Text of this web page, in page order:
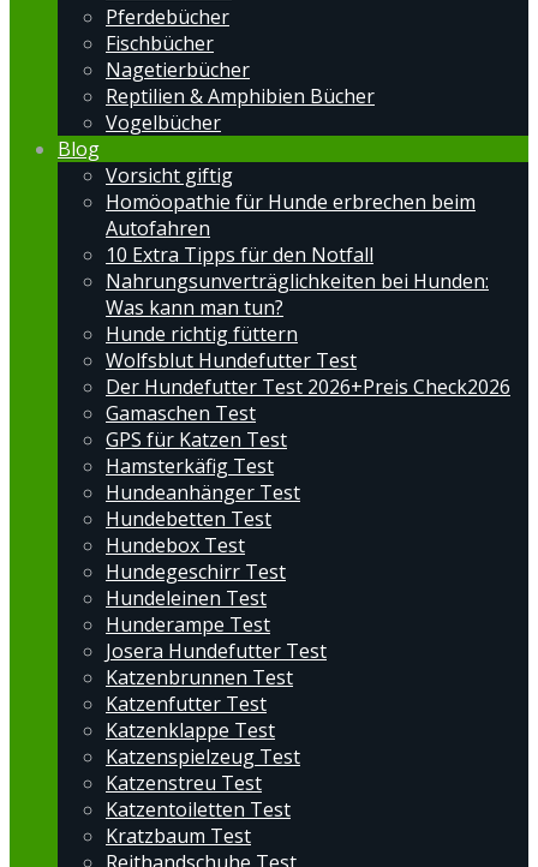
Pferdebücher
Fischbücher
Nagetierbücher
Reptilien & Amphibien Bücher
Vogelbücher
Blog
Vorsicht giftig
Homöopathie für Hunde erbrechen beim
Autofahren
10 Extra Tipps für den Notfall
Nahrungsunverträglichkeiten bei Hunden:
Was kann man tun?
Hunde richtig füttern
Wolfsblut Hundefutter Test
Der Hundefutter Test 2026+Preis Check2026
Gamaschen Test
GPS für Katzen Test
Hamsterkäfig Test
Hundeanhänger Test
Hundebetten Test
Hundebox Test
Hundegeschirr Test
Hundeleinen Test
Hunderampe Test
Josera Hundefutter Test
Katzenbrunnen Test
Katzenfutter Test
Katzenklappe Test
Katzenspielzeug Test
Katzenstreu Test
Katzentoiletten Test
Kratzbaum Test